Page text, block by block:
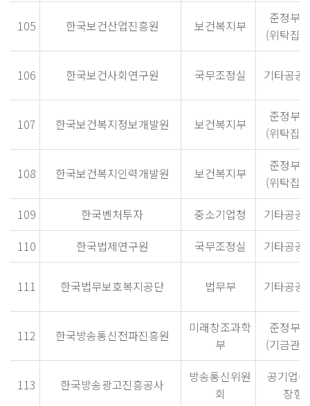
105 한국보건산업진흥원 보건복지부
준정부
(위탁집
106 한국보건사회연구원 국무조정실 기타공공
107 한국보건복지정보개발원 보건복지부
준정부
(위탁집
108 한국보건복지인력개발원 보건복지부
준정부
(위탁집
109
한국벤처투자 중소기업청
기타공공
110
한국법제연구원 국무조정실 기타공공
111 한국법무보호복지공단 법무부 기타공공
112 한국방송통신전파진흥원
미래창조과학
부
준정부
(기금관
113 한국방송광고진흥공사
방송통신위원
회
공기업(
장형)